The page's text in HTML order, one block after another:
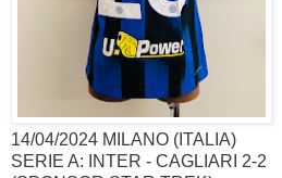
14/04/2024 MILANO (ITALIA)
SERIE A: INTER - CAGLIARI 2-2